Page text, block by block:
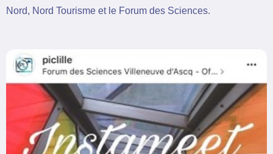
Nord, Nord Tourisme et le Forum des Sciences.